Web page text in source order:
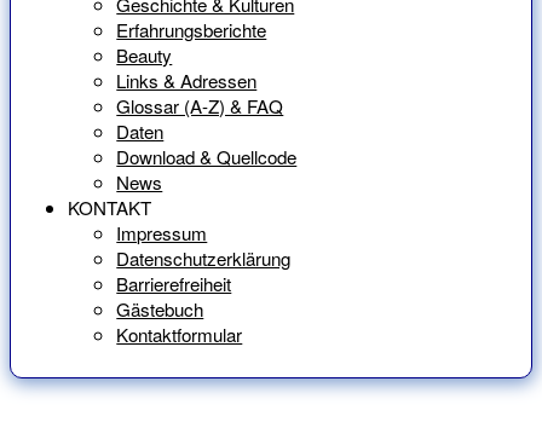
Erfahrungsberichte
Beauty
Links & Adressen
Glossar (A-Z) & FAQ
Daten
Download & Quellcode
News
KONTAKT
Impressum
Datenschutzerklärung
Barrierefreiheit
Gästebuch
Kontaktformular